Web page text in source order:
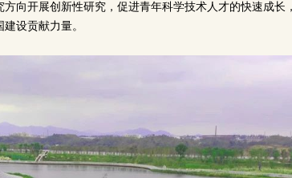
向开展创新性研究，促进青年科学技术人才的快速成长
设贡献力量。